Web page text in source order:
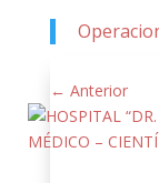
← Anterior